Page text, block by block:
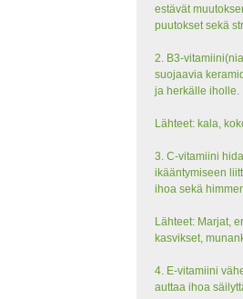
estävät
puutokset sekä
2. B3-
suojaavia
ja herkälle iholle.
Lähteet: kala,
3. C-vitamiini
ikääntymiseen
ihoa sekä
Lähteet: Marjat,
kasvikset,
4. E-vitamiini
auttaa ihoa